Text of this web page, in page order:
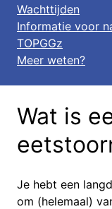
Wachttijden
Informatie voor
TOPGGz
Meer weten?
Wat is
Je hebt een
om (helemaal)